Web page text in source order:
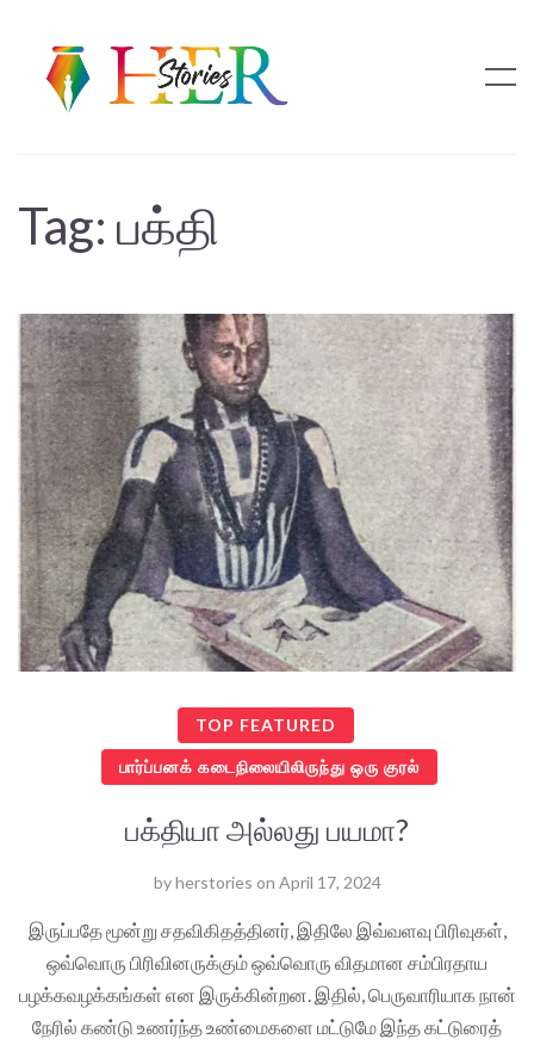
Tag: பக்தி
TOP FEATURED
பார்ப்பனக் கடைநிலையிலிருந்து ஒரு குரல்
பக்தியா அல்லது பயமா?
byherstories on April 17, 2024
இருப்பதே மூன்று சதவிகிதத்தினர், இதிலே இவ்வளவு பிரிவுகள்,
ஒவ்வொரு பிரிவினருக்கும் ஒவ்வொரு விதமான சம்பிரதாய
பழக்கவழக்கங்கள் என இருக்கின்றன. இதில், பெருவாரியாக நான்
நேரில் கண்டு உணர்ந்த உண்மைகளை மட்டுமே இந்த கட்டுரைத்